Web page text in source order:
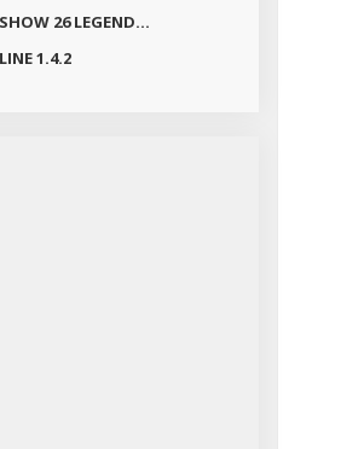
26 LEGEND...
1.4.2